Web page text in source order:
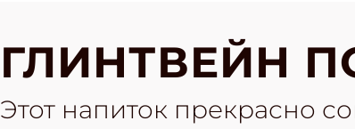
ГЛИНТВЕЙН
Этот напиток прекрасно